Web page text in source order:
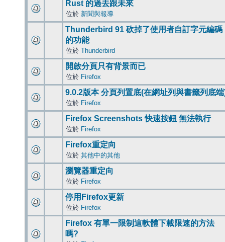
Rust 的過去跟未來
位於 新聞與報導
Thunderbird 91 砍掉了使用者自訂字元編碼
的功能
位於 Thunderbird
開啟分頁只有背景而已
位於 Firefox
9.0.2版本 分頁列置底(在網址列與書籤列底
位於 Firefox
Firefox Screenshots 快速按鈕 無法執行
位於 Firefox
Firefox重定向
位於 其他中的其他
瀏覽器重定向
位於 Firefox
停用Firefox更新
位於 Firefox
Firefox 有單一限制這軟體下載限速的方法
嗎?